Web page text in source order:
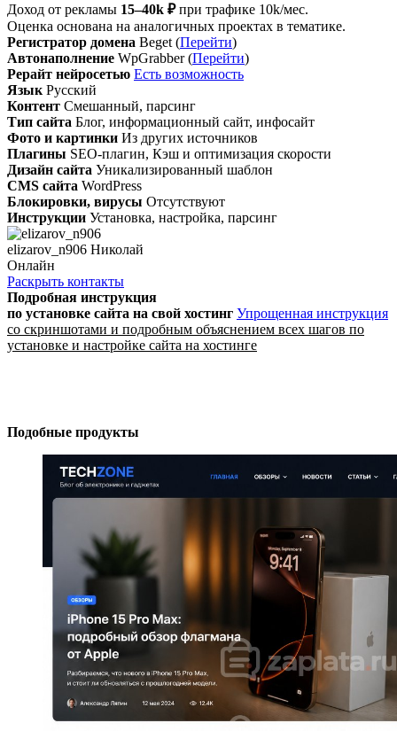
Доход от рекламы 15–40k ₽ при трафике 10k/мес.
Оценка основана на аналогичных проектах в тематике.
Регистратор домена Beget (Перейти)
Автонаполнение WpGrabber (Перейти)
Рерайт нейросетью Есть возможность
Язык Русский
Контент Смешанный, парсинг
Тип сайта Блог, информационный сайт, инфосайт
Фото и картинки Из других источников
Плагины SEO-плагин, Кэш и оптимизация скорости
Дизайн сайта Уникализированный шаблон
CMS сайта WordPress
Блокировки, вирусы Отсутствуют
Инструкции Установка, настройка, парсинг
elizarov_n906 Николай
Онлайн
Раскрыть контакты
Подробная инструкция
по установке сайта на свой хостинг Упрощенная инструкция
со скриншотами и подробным объяснением всех шагов по
установке и настройке сайта на хостинге
Подобные продукты